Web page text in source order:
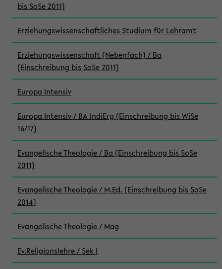
bis SoSe 2011)
Erziehungswissenschaftliches Studium für Lehramt
Erziehungswissenschaft (Nebenfach) / Ba
(Einschreibung bis SoSe 2011)
Europa Intensiv
Europa Intensiv / BA IndiErg (Einschreibung bis WiSe
16/17)
Evangelische Theologie / Ba (Einschreibung bis SoSe
2011)
Evangelische Theologie / M.Ed. (Einschreibung bis SoSe
2014)
Evangelische Theologie / Mag
Ev.Religionslehre / Sek I